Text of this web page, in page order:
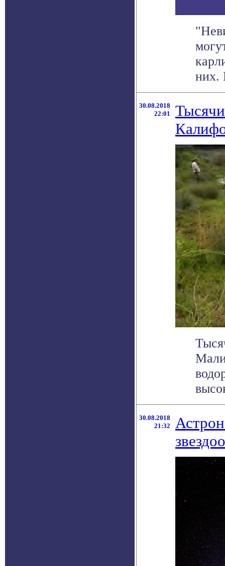
них.
30.08.2018
22:01
30.08.2018
21:32